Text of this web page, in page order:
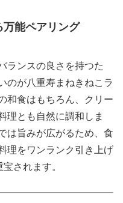
能ペアリング
ランスの良さを持つた
のが八重寿まねきねこラ
和食はもちろん、クリー
理とも自然に調和しま
は旨みが広がるため、食
理をワンランク引き上げ
されます。